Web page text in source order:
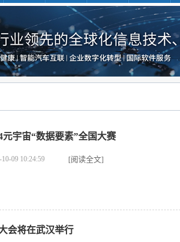
元宇宙“数据要素”全国大赛
10-09 10:24:59 [阅读全文]
会将在武汉举行